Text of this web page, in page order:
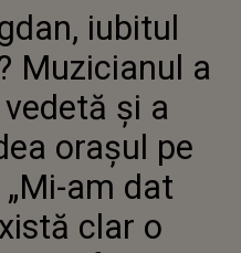
NUCĂ? MUZICIANUL
O PE VEDETĂ ȘI A
O SĂ DEA ORAȘUL PE
LA ȚARĂ: „MI-AM DAT
CĂ EXISTĂ CLAR O
ȘI A FOST UN
SUPER NATURAL AL
iubitul
Muzicianul a
și a
orașul pe
am dat
clar o